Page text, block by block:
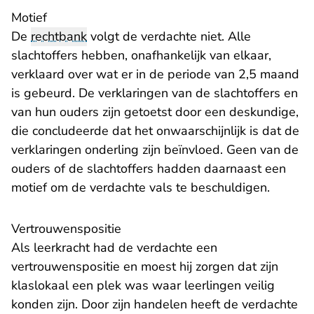
Motief
De rechtbank volgt de verdachte niet. Alle
slachtoffers hebben, onafhankelijk van elkaar,
verklaard over wat er in de periode van 2,5 maand
is gebeurd. De verklaringen van de slachtoffers en
van hun ouders zijn getoetst door een deskundige,
die concludeerde dat het onwaarschijnlijk is dat de
verklaringen onderling zijn beïnvloed. Geen van de
ouders of de slachtoffers hadden daarnaast een
motief om de verdachte vals te beschuldigen.
Vertrouwenspositie
Als leerkracht had de verdachte een
vertrouwenspositie en moest hij zorgen dat zijn
klaslokaal een plek was waar leerlingen veilig
konden zijn. Door zijn handelen heeft de verdachte